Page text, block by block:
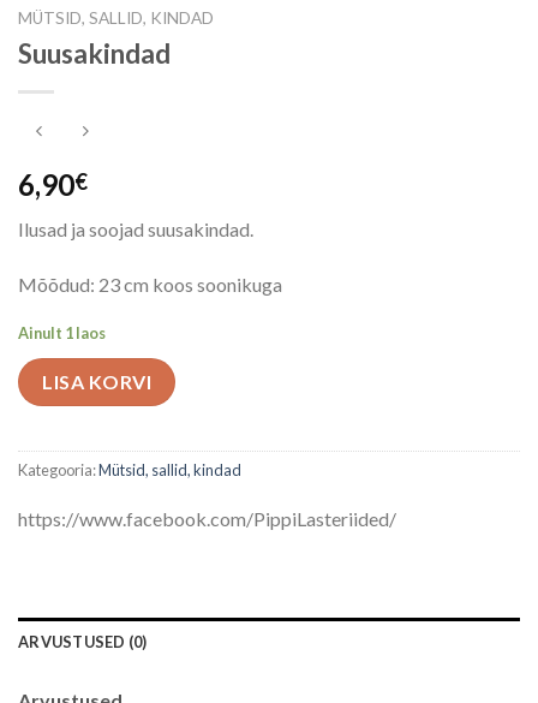
MÜTSID, SALLID, KINDAD
Suusakindad
6,90€
Ilusad ja soojad suusakindad.
Mõõdud: 23 cm koos soonikuga
Ainult 1 laos
LISA KORVI
Kategooria:Mütsid, sallid, kindad
https://www.facebook.com/PippiLasteriided/
ARVUSTUSED (0)